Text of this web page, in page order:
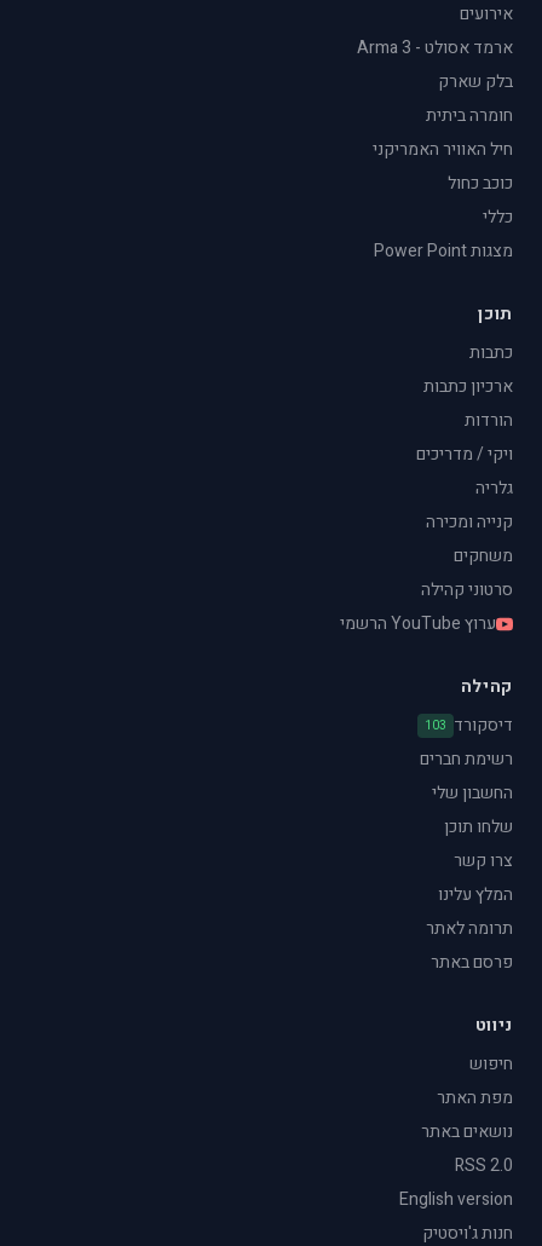
אירועים
ארמד אסולט - Arma 3
בלק שארק
חומרה ביתית
חיל האוויר האמריקני
כוכב כחול
כללי
מצגות Power Point
תוכן
כתבות
ארכיון כתבות
הורדות
ויקי / מדריכים
גלריה
קנייה ומכירה
משחקים
סרטוני קהילה
ערוץ YouTube הרשמי
קהילה
דיסקורד 103
רשימת חברים
החשבון שלי
שלחו תוכן
צרו קשר
המלץ עלינו
תרומה לאתר
פרסם באתר
ניווט
חיפוש
מפת האתר
נושאים באתר
RSS 2.0
English version
חנות ג'ויסטיק